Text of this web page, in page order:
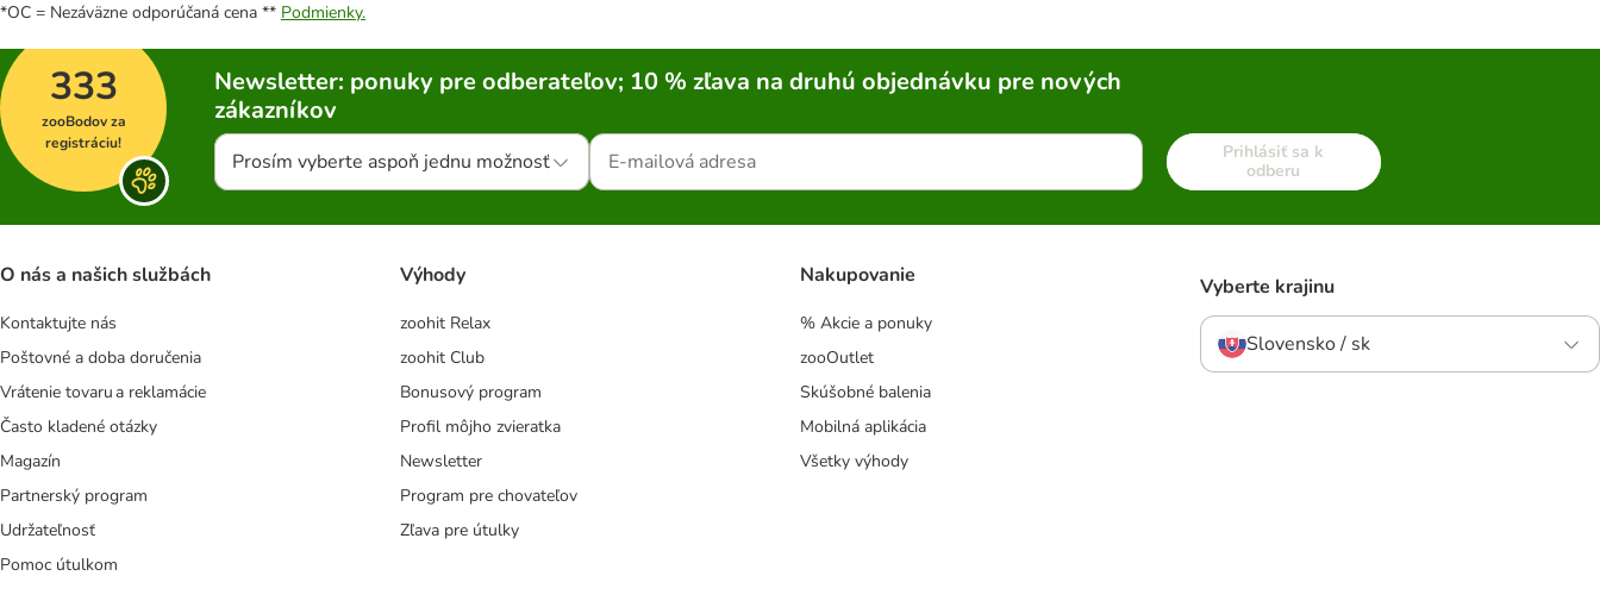
*OC = Nezáväzne odporúčaná cena ** Podmienky.
333
zooBodov za
registráciu!
Newsletter: ponuky pre odberateľov; 10 % zľava na druhú objednávku pre nových
zákazníkov
Prosím vyberte aspoň jednu možnosť
Prihlásiť sa k
odberu
O nás a našich službách
Kontaktujte nás
Poštovné a doba doručenia
Vrátenie tovaru a reklamácie
Často kladené otázky
Magazín
Partnerský program
Udržateľnosť
Pomoc útulkom
Výhody
zoohit Relax
zoohit Club
Bonusový program
Profil môjho zvieratka
Newsletter
Program pre chovateľov
Zľava pre útulky
Nakupovanie
% Akcie a ponuky
zooOutlet
Skúšobné balenia
Mobilná aplikácia
Všetky výhody
Vyberte krajinu
Slovensko / sk